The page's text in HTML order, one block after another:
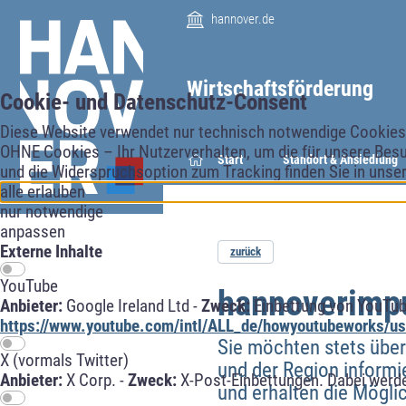
Cookie- und Datenschutz-Consent
Diese Website verwendet nur technisch notwendige
OHNE Cookies – Ihr Nutzerverhalten, um die für unsere
und die Widerspruchsoption zum Tracking finden Sie in
alle erlauben
nur notwendige
anpassen
Externe Inhalte
YouTube
Anbieter: Google Ireland Ltd -Zweck: Einbettung von
https://www.youtube.com/intl/ALL_de/howyoutubeworks/
X (vormals Twitter)
Anbieter:X Corp. -Zweck:X-Post-Einbettungen. Dabei
Wirtschaftsförderung
Start Standort & Ansiedlung
hannover.de
zurück
Sie möchten stets
und der Region
und erhalten die